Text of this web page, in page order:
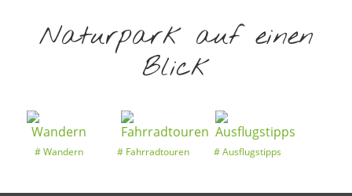
Naturpark auf einen
Blick
Wandern Fahrradtouren Ausflugstipps